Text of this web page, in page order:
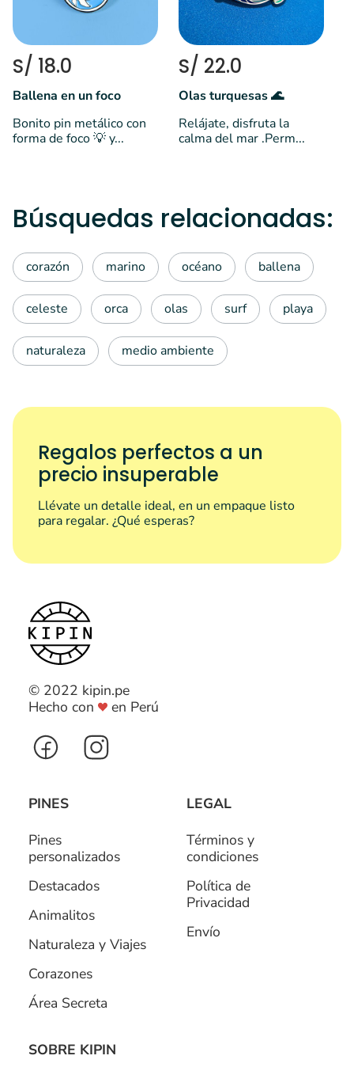
S/ 18.0
Ballena en un foco
Bonito pin metálico con
forma de foco 💡 y...
S/ 22.0
Olas turquesas 🌊
Relájate, disfruta la
calma del mar .Perm...
Búsquedas relacionadas:
corazón marino océano ballena
celeste orca olas surf playa
naturaleza medio ambiente
Regalos perfectos a un
precio insuperable
Llévate un detalle ideal, en un empaque listo
para regalar. ¿Qué esperas?
© 2022 kipin.pe
Hecho con
en Perú
PINES
Pines
personalizados
Destacados
Animalitos
Naturaleza y Viajes
Corazones
Área Secreta
LEGAL
Términos y
condiciones
Política de
Privacidad
Envío
SOBRE KIPIN